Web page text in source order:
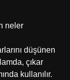
neler
düşünen
çıkar
kullanılır.